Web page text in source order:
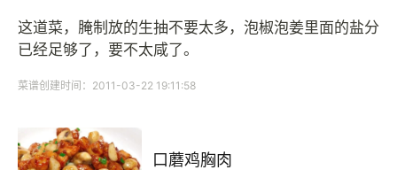
这道菜，腌制放的生抽不要太多，泡椒泡姜里面的盐分
已经足够了，要不太咸了。
菜谱创建时间：2011-03-22 19:11:58
口蘑鸡胸肉